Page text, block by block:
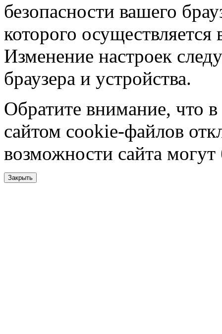
безопасности вашего
которого
Изменение настроек
браузера и устройства.
Обратите внимание, что в
сайтом cookie-файлов
возможности сайта
Закрыть